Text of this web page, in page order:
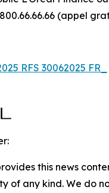
(appel
RFS 30062025 FR_
this news
of any kind. We do